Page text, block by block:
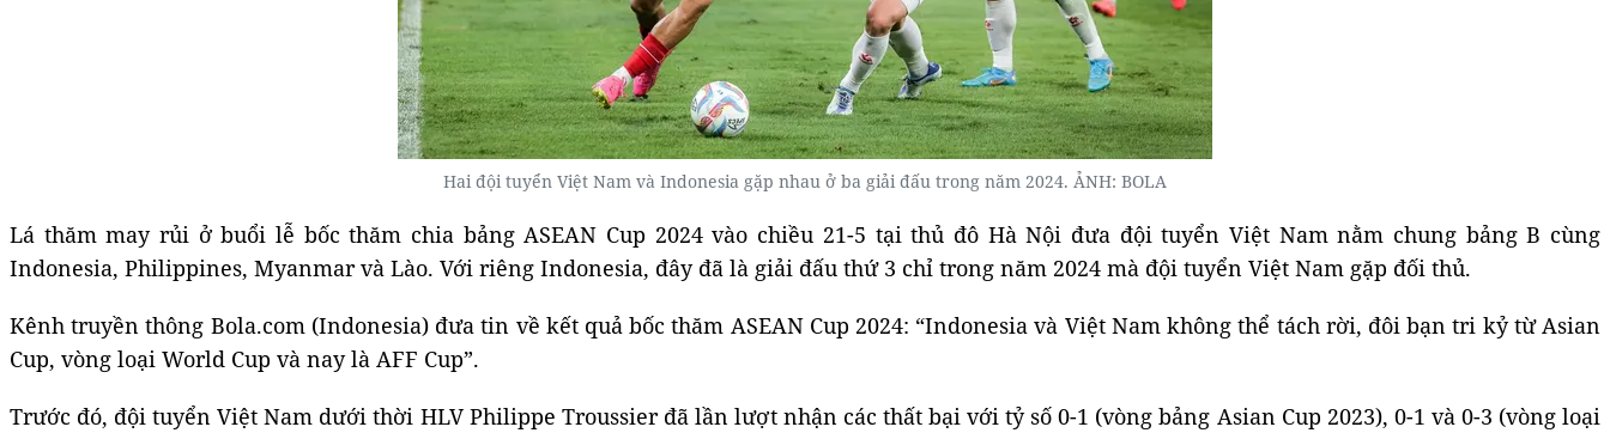
Hai đội tuyển Việt Nam và Indonesia gặp nhau ở ba giải đấu trong năm 2024. ẢNH: BOLA
Lá thăm may rủi ở buổi lễ bốc thăm chia bảng ASEAN Cup 2024 vào chiều 21-5 tại thủ đô Hà Nội đưa đội tuyển Việt Nam nằm chung bảng B cùng
Indonesia, Philippines, Myanmar và Lào. Với riêng Indonesia, đây đã là giải đấu thứ 3 chỉ trong năm 2024 mà đội tuyển Việt Nam gặp đối thủ.
Kênh truyền thông Bola.com (Indonesia) đưa tin về kết quả bốc thăm ASEAN Cup 2024: “Indonesia và Việt Nam không thể tách rời, đôi bạn tri kỷ từ Asian
Cup, vòng loại World Cup và nay là AFF Cup”.
Trước đó, đội tuyển Việt Nam dưới thời HLV Philippe Troussier đã lần lượt nhận các thất bại với tỷ số 0-1 (vòng bảng Asian Cup 2023), 0-1 và 0-3 (vòng loại